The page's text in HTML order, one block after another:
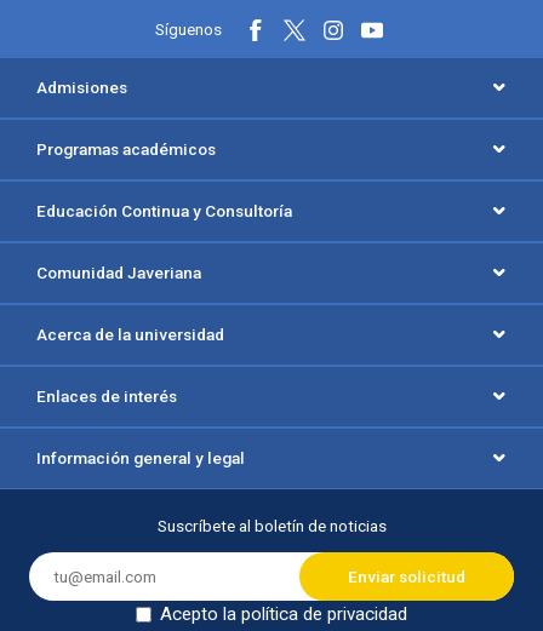
Síguenos
Menú principal del footer
Admisiones
Programas académicos
Educación Continua y Consultoría
Comunidad Javeriana
Acerca de la universidad
Enlaces de interés
Información general y legal
Suscríbete al boletín de noticias
Acepto la política de privacidad